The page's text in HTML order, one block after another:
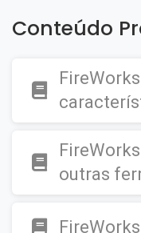
Conteúdo
outras